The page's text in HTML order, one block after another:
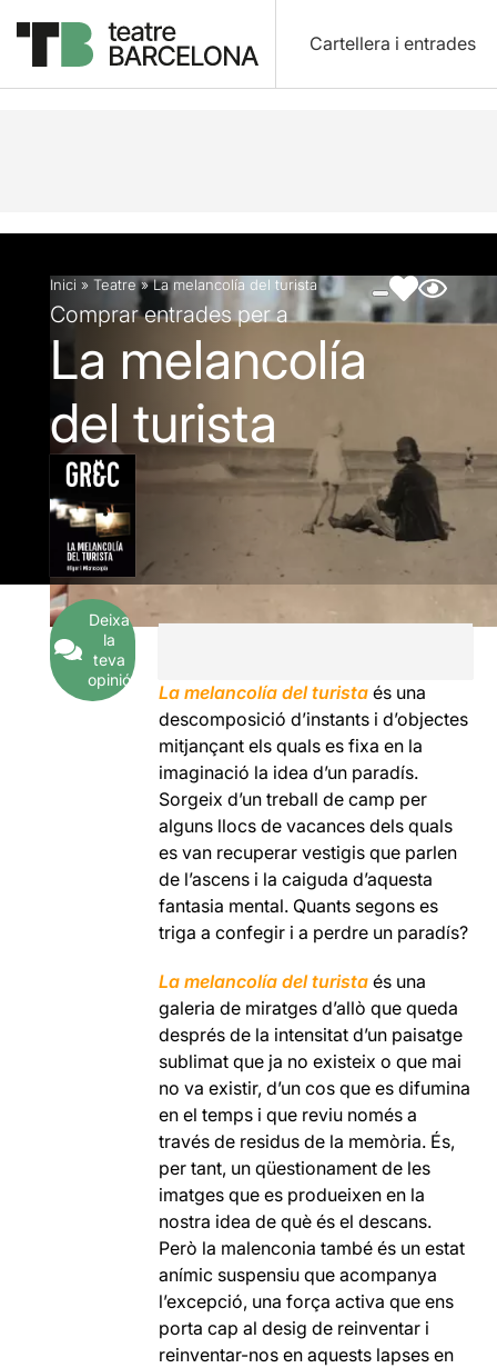
Cartellera i entrades
Descripció Fitxa artística Fotos i vídeos
Inici » Teatre»La melancolía del turista
Comprar entrades per a
La melancolía
del turista
Deixa
la
teva
opinió
La melancolía del turista és una
descomposició d’instants i d’objectes
mitjançant els quals es fixa en la
imaginació la idea d’un paradís.
Sorgeix d’un treball de camp per
alguns llocs de vacances dels quals
es van recuperar vestigis que parlen
de l’ascens i la caiguda d’aquesta
fantasia mental. Quants segons es
triga a confegir i a perdre un paradís?
La melancolía del turista és una
galeria de miratges d’allò que queda
després de la intensitat d’un paisatge
sublimat que ja no existeix o que mai
no va existir, d’un cos que es difumina
en el temps i que reviu només a
través de residus de la memòria. És,
per tant, un qüestionament de les
imatges que es produeixen en la
nostra idea de què és el descans.
Però la malenconia també és un estat
anímic suspensiu que acompanya
l’excepció, una força activa que ens
porta cap al desig de reinventar i
reinventar-nos en aquests lapses en